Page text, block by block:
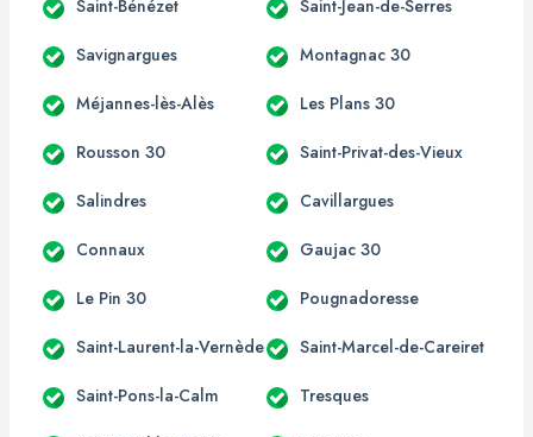
Saint-Bénézet Saint-Jean-de-Serres
Savignargues Montagnac 30
Méjannes-lès-Alès Les Plans 30
Rousson 30 Saint-Privat-des-Vieux
Salindres Cavillargues
Connaux Gaujac 30
Le Pin 30 Pougnadoresse
Saint-Laurent-la-Vernède Saint-Marcel-de-Careiret
Saint-Pons-la-Calm Tresques